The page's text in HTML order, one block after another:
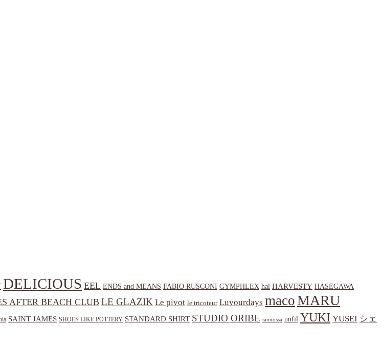
DELICIOUS EEL ENDS and MEANS FABIO RUSCONI GYMPHLEX hal HARVESTY HASEGAWA
AFTER BEACH CLUB LE GLAZIK Le pivot le tricoteur Luvourdays macoMARU
SAINT JAMES SHOES LIKE POTTERY STANDARD SHIRT STUDIO ORIBE tannossa unfil YUKI YUSEI シェ